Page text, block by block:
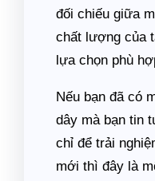
đối chiếu giữa
chất lượng của
lựa chọn phù
Nếu bạn đã có
dây mà bạn tin
chỉ để trải
mới thì đây là